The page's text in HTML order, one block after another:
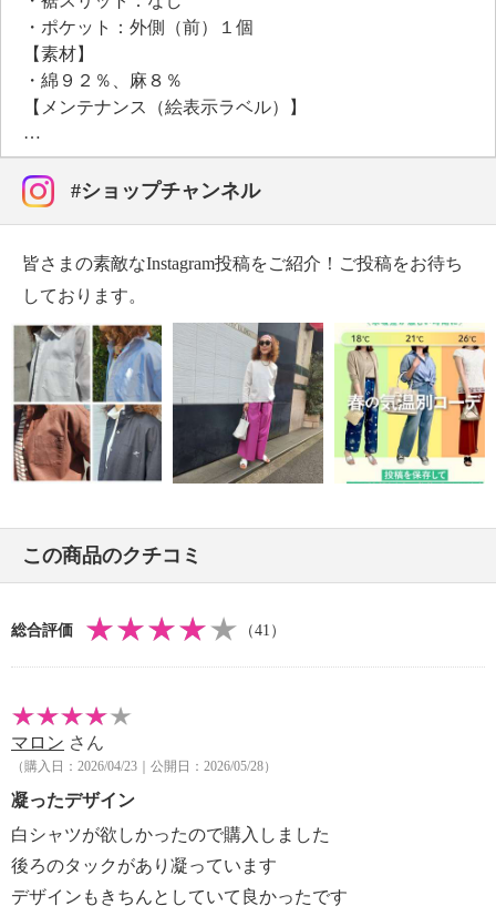
・ポケット：外側（前）１個
【素材】
・綿９２％、麻８％
【メンテナンス（絵表示ラベル）】
・洗濯機：可
・漂白処理：塩素系・酸素系漂白不可
・タンブル乾燥：不可
・自然乾燥：日陰の吊り干し
・ドライクリーニング：石油系ドライクリーニング可
・ウエットクリーニング：可
【メンテナンス（ケアラベル）】
・長時間照射による変退色注意
・単品洗い
・水や汗などによる色落ち、色移り注意
・摩擦による色落ち、色移り注意
・ネット使用
【個体差あり】
【原産国（地）】
・中国製
#ショップチャンネル
皆さまの素敵なInstagram投稿をご紹介！ご投稿をお待ち
しております。
この商品のクチコミ
総合評価 （41）
マロン さん
（購入日：2026/04/23｜公開日：2026/05/28）
凝ったデザイン
白シャツが欲しかったので購入しました
後ろのタックがあり凝っています
デザインもきちんとしていて良かったです